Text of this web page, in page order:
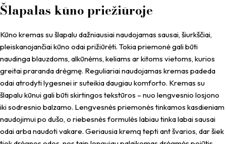
Šlapalas kūno priežiūroje
Kūno kremas su šlapalu dažniausiai naudojamas sausai, šiurkščiai,
pleiskanojančiai kūno odai prižiūrėti. Tokia priemonė gali būti
naudinga blauzdoms, alkūnėms, keliams ar kitoms vietoms, kurios
greitai praranda drėgmę. Reguliariai naudojamas kremas padeda
odai atrodyti lygesnei ir suteikia daugiau komforto. Kremas su
šlapalu kūnui gali būti skirtingos tekstūros – nuo lengvesnio losjono
iki sodresnio balzamo. Lengvesnės priemonės tinkamos kasdieniam
naudojimui po dušo, o riebesnės formulės labiau tinka labai sausai
odai arba naudoti vakare. Geriausia kremą tepti ant švarios, dar šiek